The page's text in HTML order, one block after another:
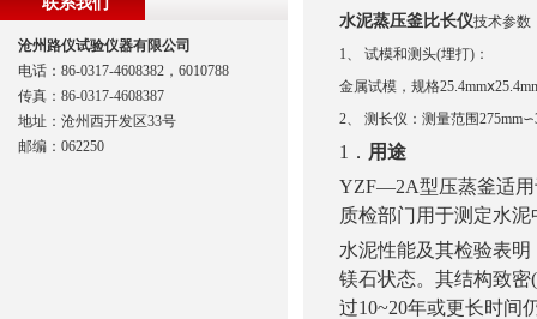
水泥蒸压釜比长仪技术参数
1、 试模和测头(埋打)：
金属试模，规格
2、 测长仪：测量范围
1 ． 用途
YZF—2A型压蒸釜适
质检部门用于测定水泥
水泥性能及其检验表
镁石状态。其结构致密(
过10~20年或更长时间
沧州路仪试验仪器有限公司
电话：86-0317-4608382，6010788
传真：86-0317-4608387
地址：沧州西开发区33号
邮编：062250